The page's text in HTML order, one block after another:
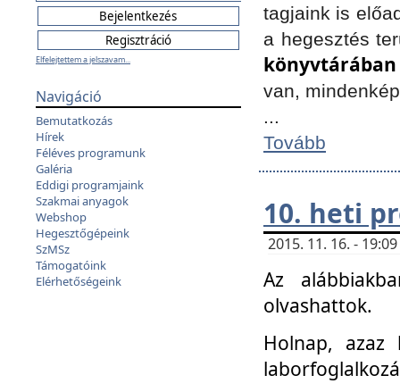
Elfelejtettem a jelszavam...
Navigáció
Bemutatkozás
Hírek
Féléves programunk
Galéria
Eddigi programjaink
Szakmai anyagok
Webshop
Hegesztőgépeink
SzMSz
Támogatóink
Elérhetőségeink
tagjaink is
a hegesztés
könyvtárában
van,
...
Tovább
10. heti
2015. 11. 16. -
Az
olvashattok.
Holnap, azaz